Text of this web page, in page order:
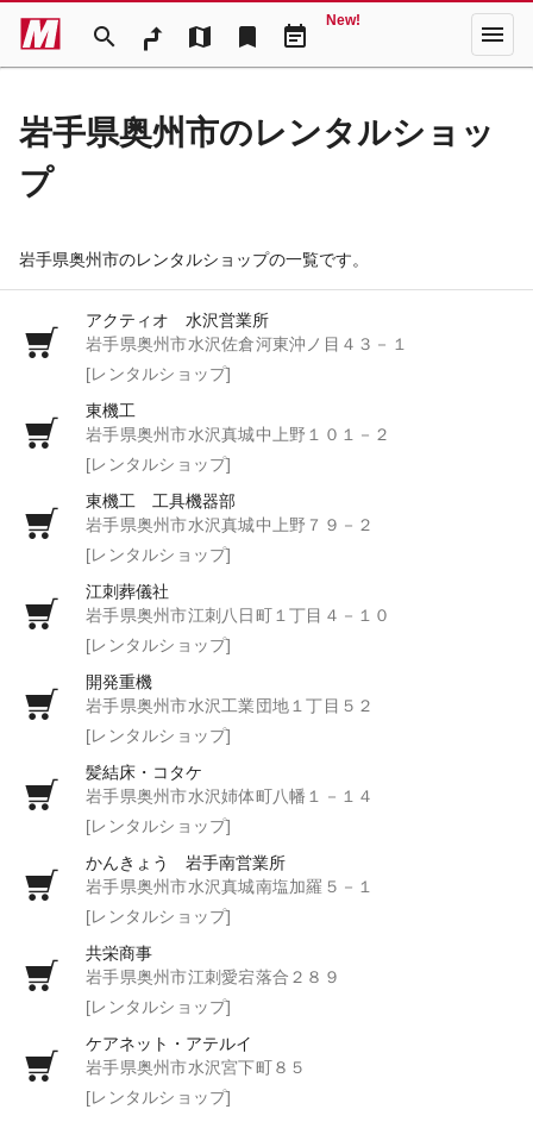
search map bookmark event_note
New! menu
岩手県奥州市のレンタルショッ
プ
岩手県奥州市のレンタルショップの一覧です。
アクティオ 水沢営業所
岩手県奥州市水沢佐倉河東沖ノ目４３－１
[レンタルショップ]
東機工
岩手県奥州市水沢真城中上野１０１－２
[レンタルショップ]
東機工 工具機器部
岩手県奥州市水沢真城中上野７９－２
[レンタルショップ]
江刺葬儀社
岩手県奥州市江刺八日町１丁目４－１０
[レンタルショップ]
開発重機
岩手県奥州市水沢工業団地１丁目５２
[レンタルショップ]
髪結床・コタケ
岩手県奥州市水沢姉体町八幡１－１４
[レンタルショップ]
かんきょう 岩手南営業所
岩手県奥州市水沢真城南塩加羅５－１
[レンタルショップ]
共栄商事
岩手県奥州市江刺愛宕落合２８９
[レンタルショップ]
ケアネット・アテルイ
岩手県奥州市水沢宮下町８５
[レンタルショップ]